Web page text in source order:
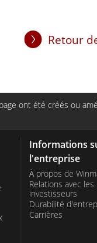
Retour
ont été créés ou
Informations
l'entreprise
À propos de
Relations avec les
investisseurs
Durabilité
Carrières